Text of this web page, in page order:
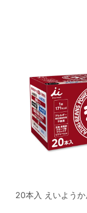
20本入 えいようか